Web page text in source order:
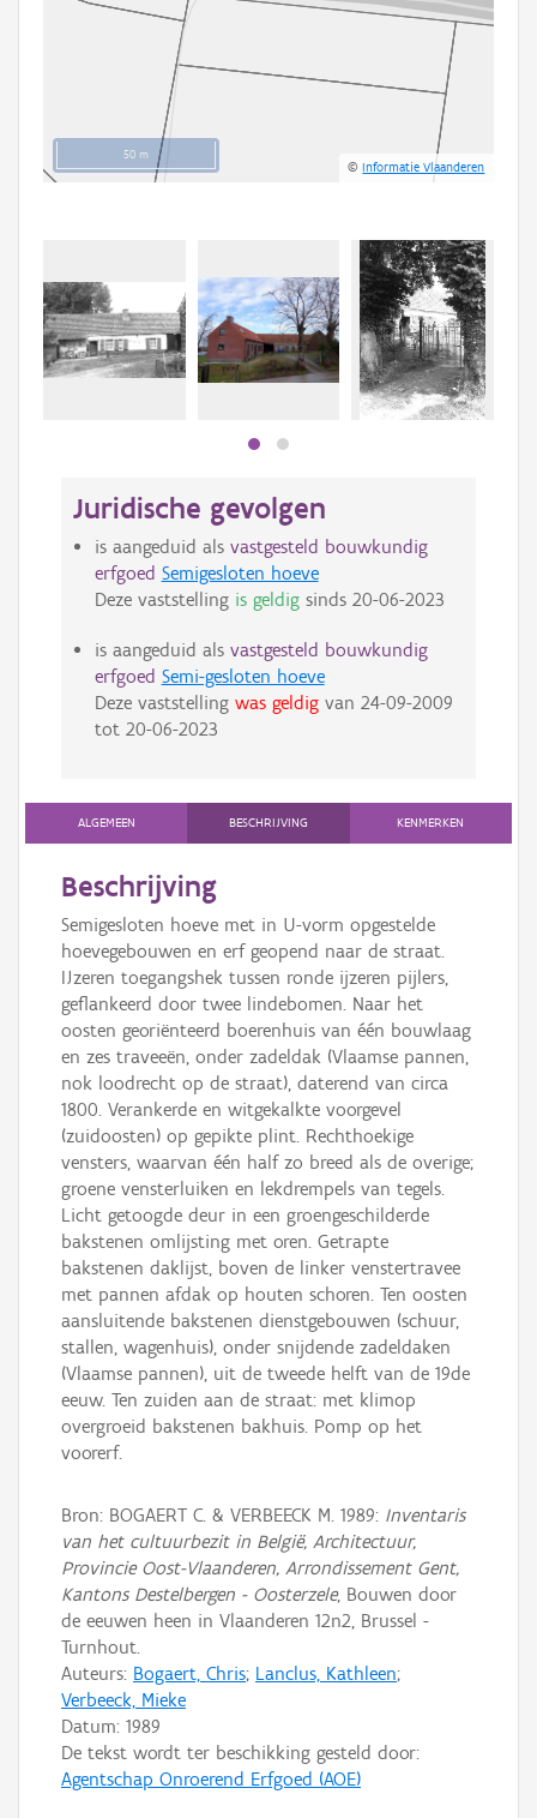
50 m
©Informatie Vlaanderen
Juridische gevolgen
is aangeduid als vastgesteld bouwkundig
erfgoed Semigesloten hoeve
Deze vaststelling is geldigsinds 20-06-2023
is aangeduid als vastgesteld bouwkundig
erfgoed Semi-gesloten hoeve
Deze vaststelling was geldigvan 24-09-2009
tot 20-06-2023
ALGEMEEN BESCHRIJVING KENMERKEN
Beschrijving
Semigesloten hoeve met in U-vorm opgestelde
hoevegebouwen en erf geopend naar de straat.
IJzeren toegangshek tussen ronde ijzeren pijlers,
geflankeerd door twee lindebomen. Naar het
oosten georiënteerd boerenhuis van één bouwlaag
en zes traveeën, onder zadeldak (Vlaamse pannen,
nok loodrecht op de straat), daterend van circa
1800. Verankerde en witgekalkte voorgevel
(zuidoosten) op gepikte plint. Rechthoekige
vensters, waarvan één half zo breed als de overige;
groene vensterluiken en lekdrempels van tegels.
Licht getoogde deur in een groengeschilderde
bakstenen omlijsting met oren. Getrapte
bakstenen daklijst, boven de linker venstertravee
met pannen afdak op houten schoren. Ten oosten
aansluitende bakstenen dienstgebouwen (schuur,
stallen, wagenhuis), onder snijdende zadeldaken
(Vlaamse pannen), uit de tweede helft van de 19de
eeuw. Ten zuiden aan de straat: met klimop
overgroeid bakstenen bakhuis. Pomp op het
voorerf.
Bron: BOGAERT C. & VERBEECK M. 1989: Inventaris
van het cultuurbezit in België, Architectuur,
Provincie Oost-Vlaanderen, Arrondissement Gent,
Kantons Destelbergen - Oosterzele, Bouwen door
de eeuwen heen in Vlaanderen 12n2, Brussel -
Turnhout.
Auteurs: Bogaert, Chris; Lanclus, Kathleen;
Verbeeck, Mieke
Datum: 1989
De tekst wordt ter beschikking gesteld door:
Agentschap Onroerend Erfgoed (AOE)